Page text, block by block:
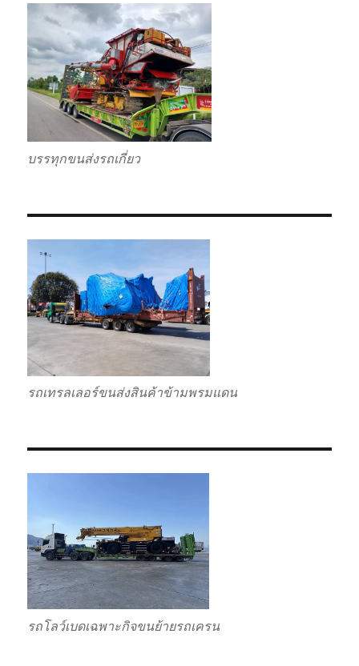
บรรทุกขนส่งรถเกี่ยว
รถเทรลเลอร์ขนส่งสินค้าข้ามพรมแดน
รถโลว์เบดเฉพาะกิจขนย้ายรถเครน